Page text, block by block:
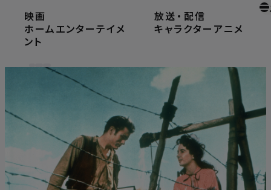
映画
ホームエンターテイメ
ント
放送 ・ 配信
キャラクター アニメ
ホームエンターテイメント
ジャイアンツ